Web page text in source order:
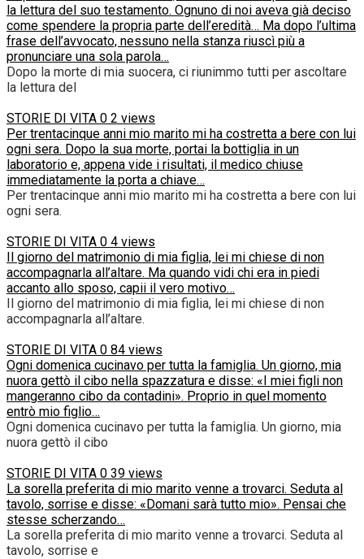
la lettura del suo testamento. Ognuno di noi aveva già deciso
come spendere la propria parte dell’eredità… Ma dopo l’ultima
frase dell’avvocato, nessuno nella stanza riuscì più a
pronunciare una sola parola…
Dopo la morte di mia suocera, ci riunimmo tutti per ascoltare
la lettura del
STORIE DI VITA 0 2 views
Per trentacinque anni mio marito mi ha costretta a bere con lui
ogni sera. Dopo la sua morte, portai la bottiglia in un
laboratorio e, appena vide i risultati, il medico chiuse
immediatamente la porta a chiave…
Per trentacinque anni mio marito mi ha costretta a bere con lui
ogni sera.
STORIE DI VITA 0 4 views
Il giorno del matrimonio di mia figlia, lei mi chiese di non
accompagnarla all’altare. Ma quando vidi chi era in piedi
accanto allo sposo, capii il vero motivo…
Il giorno del matrimonio di mia figlia, lei mi chiese di non
accompagnarla all’altare.
STORIE DI VITA 0 84 views
Ogni domenica cucinavo per tutta la famiglia. Un giorno, mia
nuora gettò il cibo nella spazzatura e disse: «I miei figli non
mangeranno cibo da contadini». Proprio in quel momento
entrò mio figlio…
Ogni domenica cucinavo per tutta la famiglia. Un giorno, mia
nuora gettò il cibo
STORIE DI VITA 0 39 views
La sorella preferita di mio marito venne a trovarci. Seduta al
tavolo, sorrise e disse: «Domani sarà tutto mio». Pensai che
stesse scherzando…
La sorella preferita di mio marito venne a trovarci. Seduta al
tavolo, sorrise e